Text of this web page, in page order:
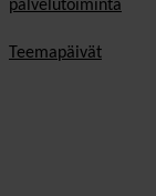
palvelutoiminta
Teemapäivät